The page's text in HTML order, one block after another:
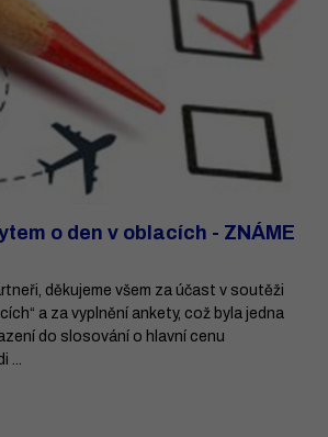
o den v oblacích - ZNÁME
děkujeme všem za účast v soutěži
a za vyplnění ankety, což byla jedna
do slosování o hlavní cenu
...